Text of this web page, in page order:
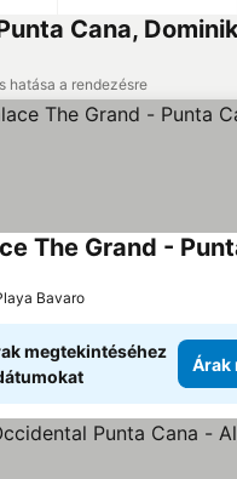
Cana,
hatása a rendezésre
Bavaro
megtekintéséhez
Árak